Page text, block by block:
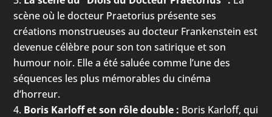
scène où le docteur Praetorius présente ses
créations monstrueuses au docteur Frankenstein est
devenue célèbre pour son ton satirique et son
humour noir. Elle a été saluée comme l’une des
séquences les plus mémorables du cinéma
d’horreur.
Boris Karloff et son rôle double : Boris Karloff, qui